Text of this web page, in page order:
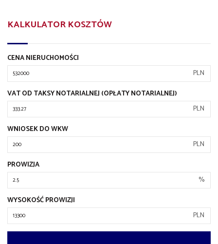
KALKULATOR KOSZTÓW
CENA NIERUCHOMOŚCI
PLN
VAT OD TAKSY NOTARIALNEJ (OPŁATY NOTARIALNEJ)
PLN
WNIOSEK DO WKW
PLN
PROWIZJA
%
WYSOKOŚĆ PROWIZJI
PLN